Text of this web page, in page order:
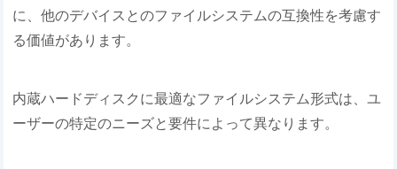
に、他のデバイスとのファイルシステムの互換性を考慮す
る価値があります。
内蔵ハードディスクに最適なファイルシステム形式は、ユ
ーザーの特定のニーズと要件によって異なります。